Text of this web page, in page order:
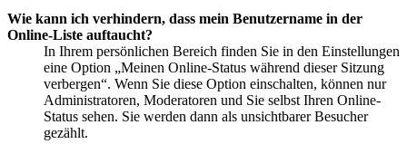
Wie kann ich verhindern, dass mein Benutzername in der
Online-Liste auftaucht?
In Ihrem persönlichen Bereich finden Sie in den Einstellungen
eine Option „Meinen Online-Status während dieser Sitzung
verbergen“. Wenn Sie diese Option einschalten, können nur
Administratoren, Moderatoren und Sie selbst Ihren Online-
Status sehen. Sie werden dann als unsichtbarer Besucher
gezählt.